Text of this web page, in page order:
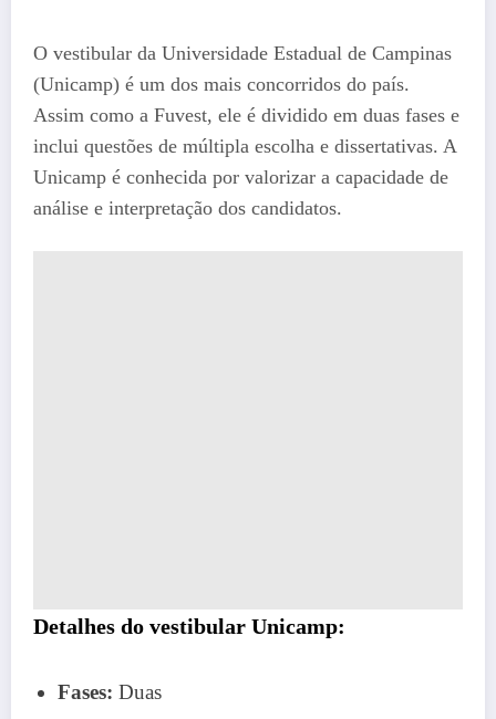
O vestibular da Universidade Estadual de Campinas
(Unicamp) é um dos mais concorridos do país.
Assim como a Fuvest, ele é dividido em duas fases e
inclui questões de múltipla escolha e dissertativas. A
Unicamp é conhecida por valorizar a capacidade de
análise e interpretação dos candidatos.
Detalhes do vestibular Unicamp:
Fases: Duas